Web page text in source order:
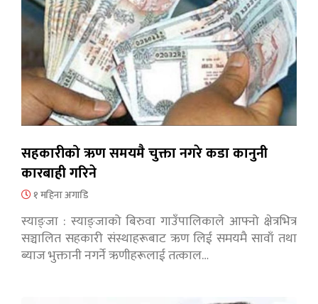
सहकारीको ऋण समयमै चुक्ता नगरे कडा कानुनी
कारबाही गरिने
१ महिना अगाडि
स्याङ्जा : स्याङ्जाको बिरुवा गाउँपालिकाले आफ्नो क्षेत्रभित्र
सञ्चालित सहकारी संस्थाहरूबाट ऋण लिई समयमै सावाँ तथा
ब्याज भुक्तानी नगर्ने ऋणीहरूलाई तत्काल…